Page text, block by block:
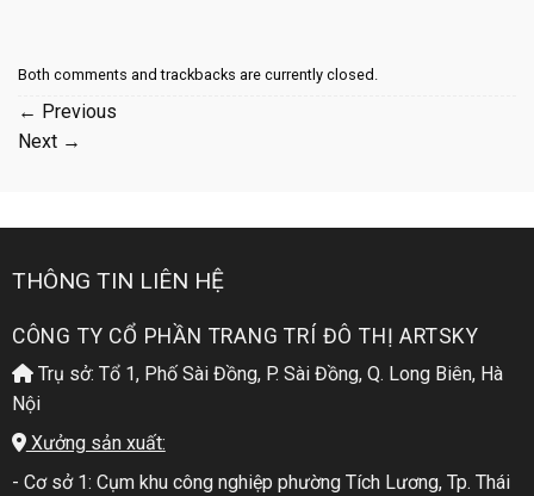
Both comments and trackbacks are currently closed.
← Previous
Next →
THÔNG TIN LIÊN HỆ
CÔNG TY CỔ PHẦN TRANG TRÍ ĐÔ THỊ ARTSKY
Trụ sở: Tổ 1, Phố Sài Đồng, P. Sài Đồng, Q. Long Biên, Hà
Nội
Xưởng sản xuất:
- Cơ sở 1: Cụm khu công nghiệp phường Tích Lương, Tp. Thái